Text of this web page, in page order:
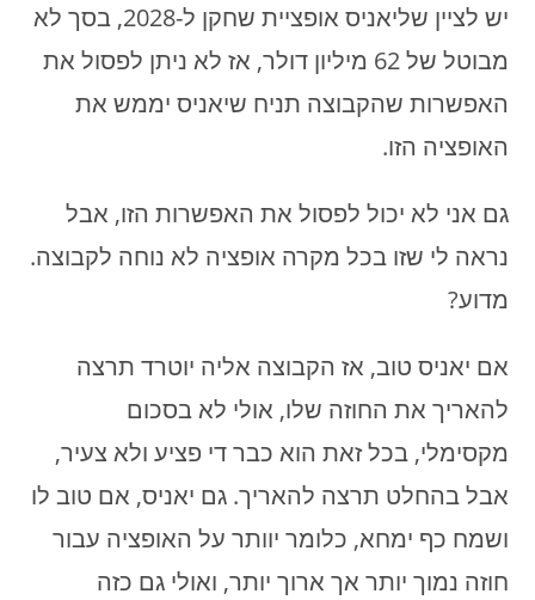
יש לציין שליאניס אופציית שחקן ל-2028, בסך לא
מבוטל של 62 מיליון דולר, אז לא ניתן לפסול את
האפשרות שהקבוצה תניח שיאניס יממש את
האופציה הזו.
גם אני לא יכול לפסול את האפשרות הזו, אבל
נראה לי שזו בכל מקרה אופציה לא נוחה לקבוצה.
מדוע?
אם יאניס טוב, אז הקבוצה אליה יוטרד תרצה
להאריך את החוזה שלו, אולי לא בסכום
מקסימלי, בכל זאת הוא כבר די פציע ולא צעיר,
אבל בהחלט תרצה להאריך. גם יאניס, אם טוב לו
ושמח כף ימחא, כלומר יוותר על האופציה עבור
חוזה נמוך יותר אך ארוך יותר, ואולי גם כזה